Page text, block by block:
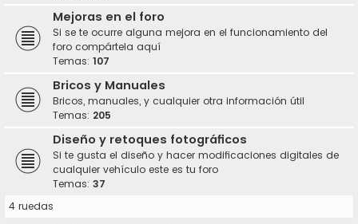
Mejoras en el foro
Si se te ocurre alguna mejora en el funcionamiento del
foro compártela aquí
Temas: 107
Bricos y Manuales
Bricos, manuales, y cualquier otra información útil
Temas: 205
Diseño y retoques fotográficos
Si te gusta el diseño y hacer modificaciones digitales de
cualquier vehículo este es tu foro
Temas: 37
4 ruedas